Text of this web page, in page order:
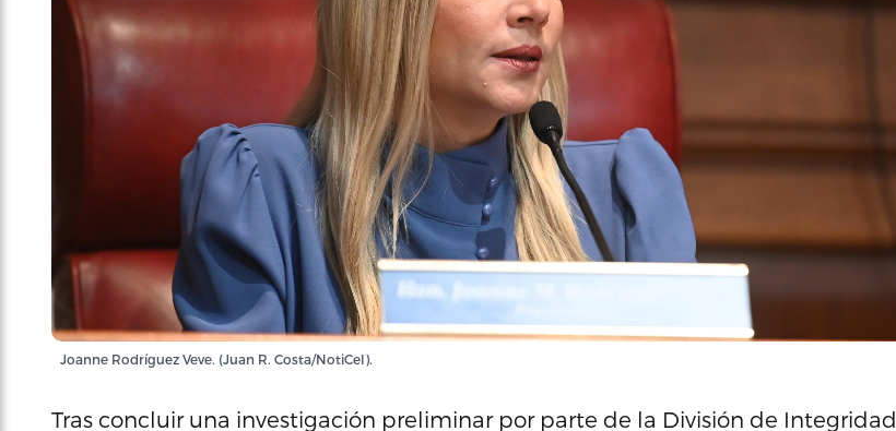
Joanne Rodríguez Veve. (Juan R. Costa/NotiCel).
Tras concluir una investigación preliminar por parte de la División de Integridad